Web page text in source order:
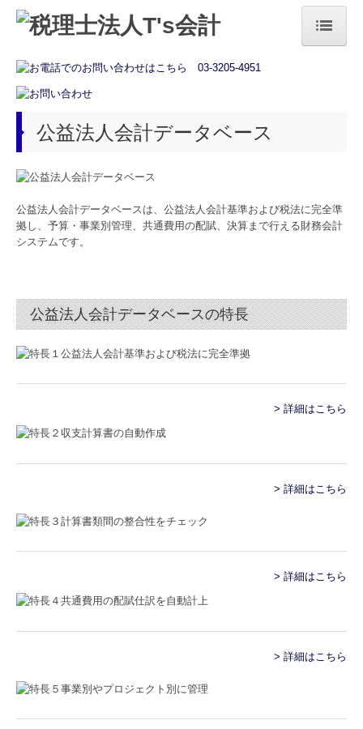
トップページ
法人の方
個人の方
お役立ち情報
税務カレンダー
経営者オススメ情報
相続税額の早見表
電帳法・インボイス最新情報
先輩インタビュー
事務所通信
公益法人会計データベース
公益法人会計データベースは、公益法人会計基準および税法に完全準
拠し、予算・事業別管理、共通費用の配賦、決算まで行える財務会計
システムです。
公益法人会計データベースの特長
> 詳細はこちら
> 詳細はこちら
> 詳細はこちら
> 詳細はこちら